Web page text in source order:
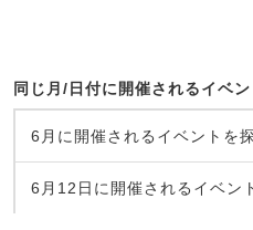
同じ月/日付に開催されるイベ
6月に開催されるイベントを
6月12日に開催されるイベン